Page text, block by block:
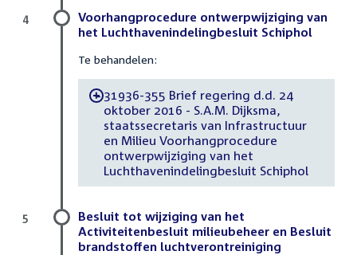
Voorhangprocedure ontwerpwijziging van
het Luchthavenindelingbesluit Schiphol
Te behandelen:
-31936-355 Brief regering d.d. 24
oktober 2016 - S.A.M. Dijksma,
staatssecretaris van Infrastructuur
en Milieu Voorhangprocedure
ontwerpwijziging van het
Luchthavenindelingbesluit Schiphol
4
Besluit tot wijziging van het
Activiteitenbesluit milieubeheer en Besluit
brandstoffen luchtverontreiniging
5